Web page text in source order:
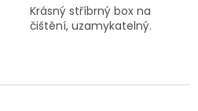
Krásný stříbrný box na
čištění, uzamykatelný.